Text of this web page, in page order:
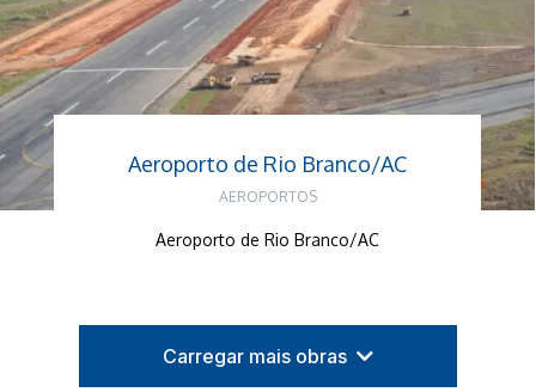
Aeroporto de Rio Branco/AC
AEROPORTOS
Aeroporto de Rio Branco/AC
Carregar mais obras